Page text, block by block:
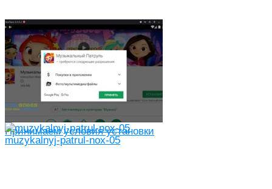
Принимаем условия установки
muzykalnyj-patrul-nox-05